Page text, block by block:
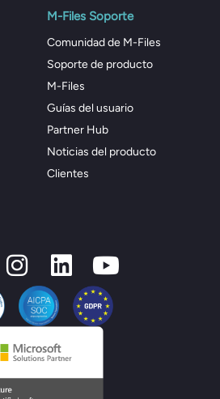
M-Files Soporte
Comunidad de M-Files
Soporte de producto
M-Files
Guías del usuario
Partner Hub
Noticias del producto
Clientes